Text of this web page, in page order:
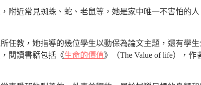
附近常見蜘蛛、蛇、老鼠等，她是家中唯一不害怕的
任教，她指導的幾位學生以動保為論文主題，還有學
閱讀書籍包括《生命的價值》（The Value of life），